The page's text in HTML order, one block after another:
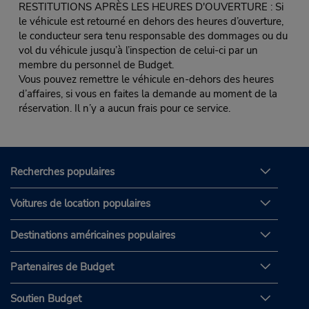
RESTITUTIONS APRÈS LES HEURES D'OUVERTURE : Si
le véhicule est retourné en dehors des heures d’ouverture,
le conducteur sera tenu responsable des dommages ou du
vol du véhicule jusqu’à l’inspection de celui-ci par un
membre du personnel de Budget.
Vous pouvez remettre le véhicule en-dehors des heures
d’affaires, si vous en faites la demande au moment de la
réservation. Il n’y a aucun frais pour ce service.
Recherches populaires
Voitures de location populaires
Destinations américaines populaires
Partenaires de Budget
Soutien Budget